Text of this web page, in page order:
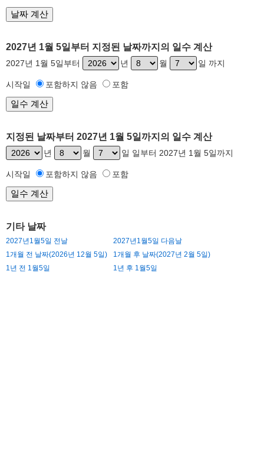
2027년 1월 5일부터 지정된 날짜까지의 일수 계산
2027년 1월 5일부터 년 월 일 까지
시작일 포함하지 않음 포함
지정된 날짜부터 2027년 1월 5일까지의 일수 계산
년 월 일 일부터 2027년 1월 5일까지
시작일 포함하지 않음 포함
기타 날짜
2027년1월5일 전날
2027년1월5일 다음날
1개월 전 날짜(2026년 12월 5일)
1개월 후 날짜(2027년 2월 5일)
1년 전 1월5일
1년 후 1월5일